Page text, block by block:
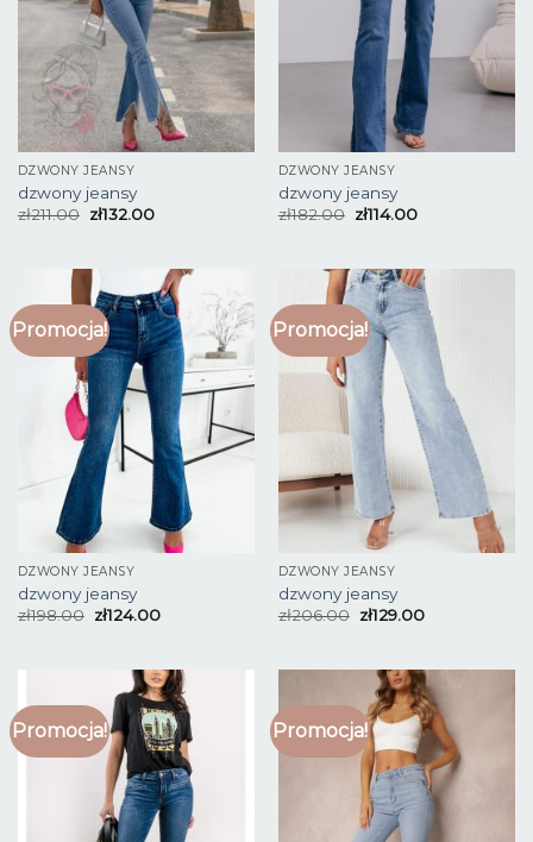
DZWONY JEANSY
dzwony jeansy
zł211.00 zł132.00
DZWONY JEANSY
dzwony jeansy
zł182.00 zł114.00
Promocja!
DZWONY JEANSY
dzwony jeansy
zł198.00 zł124.00
Promocja!
DZWONY JEANSY
dzwony jeansy
zł206.00 zł129.00
Promocja! Promocja!